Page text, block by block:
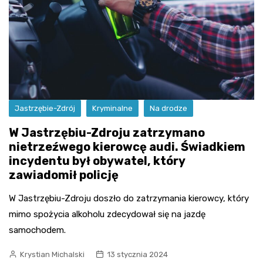
Jastrzębie-Zdrój Kryminalne Na drodze
W Jastrzębiu-Zdroju zatrzymano
nietrzeźwego kierowcę audi. Świadkiem
incydentu był obywatel, który
zawiadomił policję
W Jastrzębiu-Zdroju doszło do zatrzymania kierowcy, który
mimo spożycia alkoholu zdecydował się na jazdę
samochodem.
Krystian Michalski 13 stycznia 2024